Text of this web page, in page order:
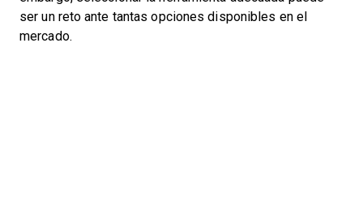
ser un reto ante tantas opciones disponibles en el
mercado.